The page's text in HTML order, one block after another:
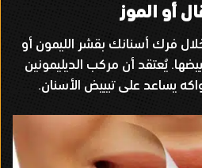
أو الموز
فرك أسنانك بقشر الليمون أو
. يُعتقد أن مركب الديليمونين
يساعد على تبييض الأسنان.